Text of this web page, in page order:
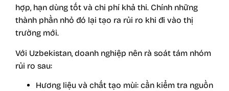
hợp, hạn dùng tốt và chi phí khả thi. Chính những
thành phần nhỏ đó lại tạo ra rủi ro khi đi vào thị
trường mới.
Với Uzbekistan, doanh nghiệp nên rà soát tám nhóm
rủi ro sau:
Hương liệu và chất tạo mùi: cần kiểm tra nguồn